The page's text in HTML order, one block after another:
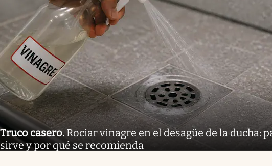
Truco casero. Rociar vinagre en el desagüe de la ducha:
sirve y por qué se recomienda